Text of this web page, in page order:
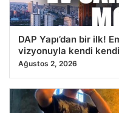
DAP Yapı’dan bir ilk!
vizyonuyla kendi
Ağustos 2, 2026